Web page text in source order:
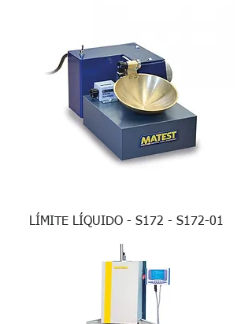
LÍMITE LÍQUIDO - S172 - S172-01